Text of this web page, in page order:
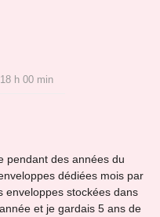
h 00 min
pendant des années du
dédiées mois par
enveloppes stockées dans
et je gardais 5 ans de